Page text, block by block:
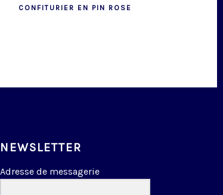
CONFITURIER EN PIN ROSE
NEWSLETTER
Adresse de messagerie